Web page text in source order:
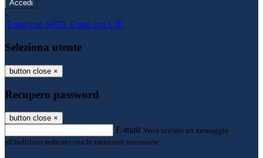
-
Entra con SPID Entra con CIE
Seleziona utente
button close ×
Recupero password
button close ×
E-mail Verrà inviato un messaggio
all'indirizzo indicato con le istruzioni necessarie.